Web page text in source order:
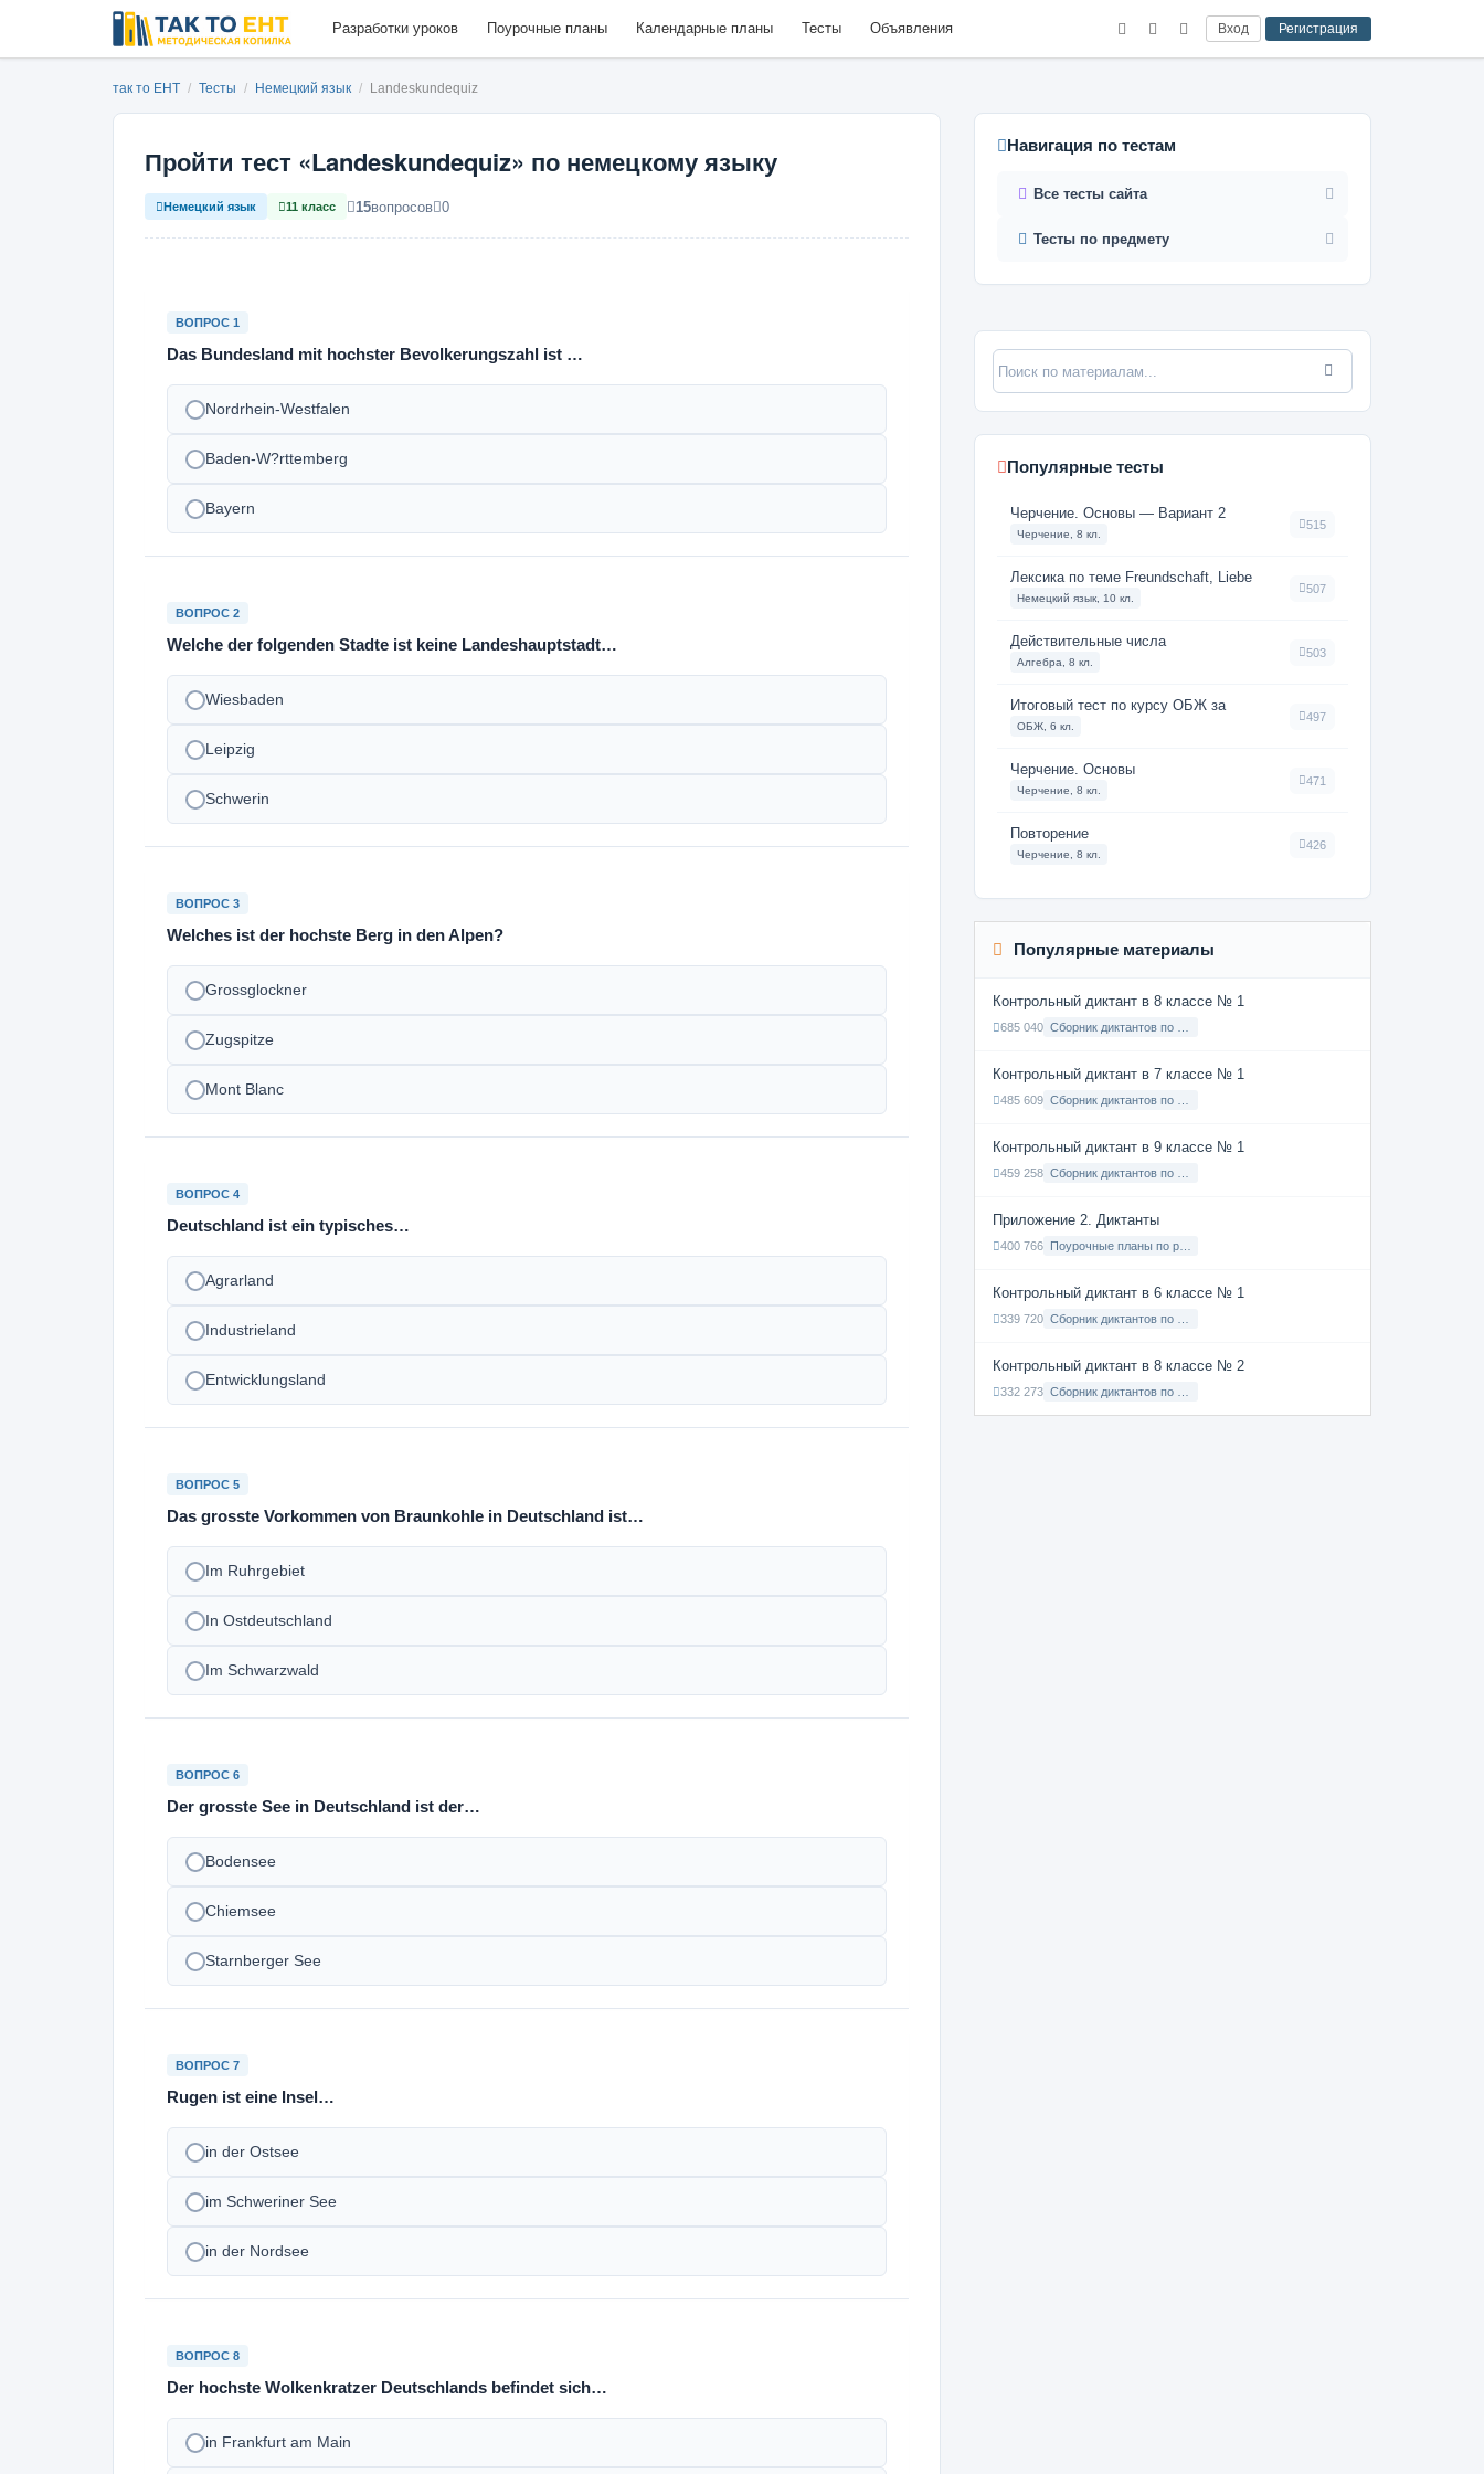
Разработки уроков Поурочные планы Календарные планы Тесты Объявления Вход Регистрация
так то ЕНТ / Тесты / Немецкий язык / Landeskundequiz
Пройти тест «Landeskundequiz» по немецкому языку
Немецкий язык 11 класс 15вопросов 0
ВОПРОС 1
Das Bundesland mit hochster Bevolkerungszahl ist …
Nordrhein-Westfalen
Baden-W?rttemberg
Bayern
ВОПРОС 2
Welche der folgenden Stadte ist keine Landeshauptstadt…
Wiesbaden
Leipzig
Schwerin
ВОПРОС 3
Welches ist der hochste Berg in den Alpen?
Grossglockner
Zugspitze
Mont Blanc
ВОПРОС 4
Deutschland ist ein typisches…
Agrarland
Industrieland
Entwicklungsland
ВОПРОС 5
Das grosste Vorkommen von Braunkohle in Deutschland ist…
Im Ruhrgebiet
In Ostdeutschland
Im Schwarzwald
ВОПРОС 6
Der grosste See in Deutschland ist der…
Bodensee
Chiemsee
Starnberger See
ВОПРОС 7
Rugen ist eine Insel…
in der Ostsee
im Schweriner See
in der Nordsee
ВОПРОС 8
Der hochste Wolkenkratzer Deutschlands befindet sich…
in Frankfurt am Main
Навигация по тестам
Все тесты сайта
Тесты по предмету
Популярные тесты
Черчение. Основы — Вариант 2
Черчение, 8 кл.
515
Лексика по теме Freundschaft, Liebe
Немецкий язык, 10 кл.
507
Действительные числа
Алгебра, 8 кл.
503
Итоговый тест по курсу ОБЖ за
ОБЖ, 6 кл.
497
Черчение. Основы
Черчение, 8 кл.
471
Повторение
Черчение, 8 кл.
426
Популярные материалы
Контрольный диктант в 8 классе № 1
685 040
Контрольный диктант в 7 классе № 1
485 609
Контрольный диктант в 9 классе № 1
459 258
Приложение 2. Диктанты
400 766
Контрольный диктант в 6 классе № 1
339 720
Контрольный диктант в 8 классе № 2
332 273